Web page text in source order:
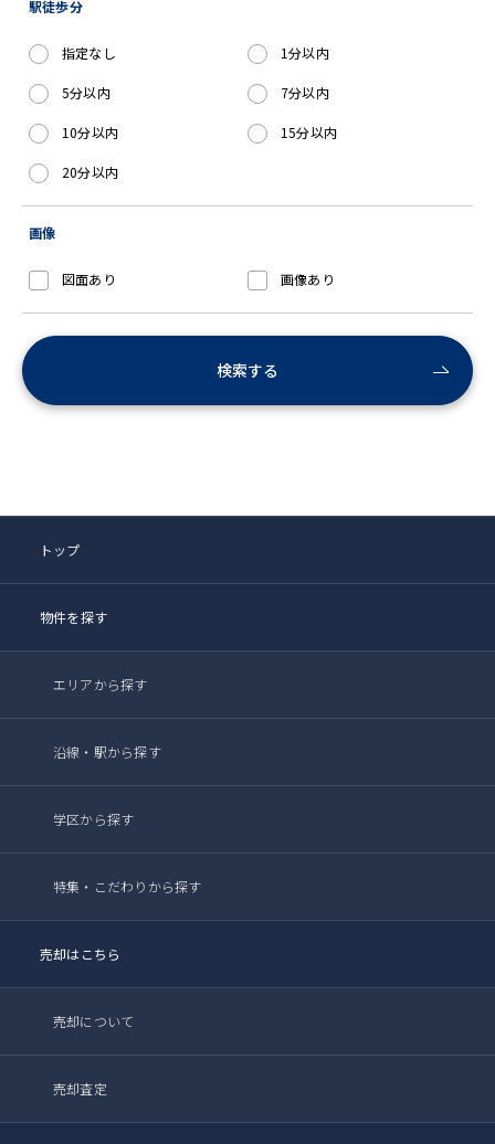
駅徒歩分
指定なし 1分以内
5分以内 7分以内
10分以内 15分以内
20分以内
画像
図面あり 画像あり
検索する
トップ
物件を探す
エリアから探す
沿線・駅から探す
学区から探す
特集・こだわりから探す
売却はこちら
売却について
売却査定